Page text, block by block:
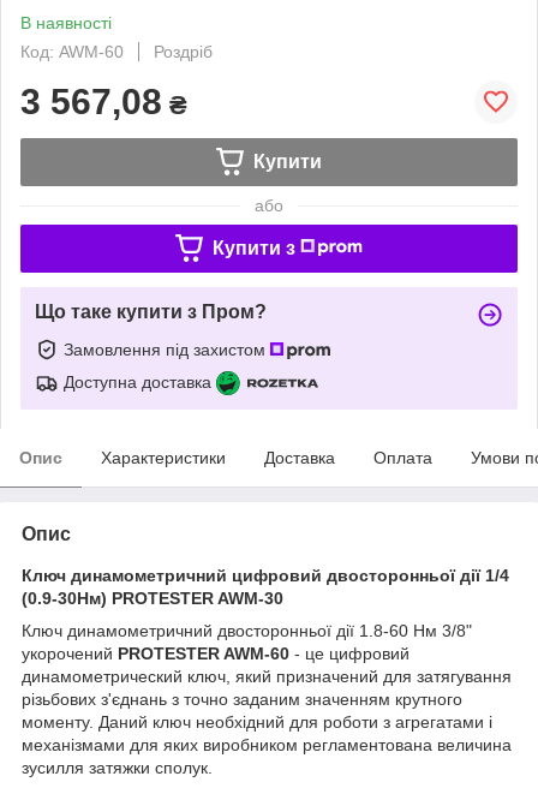
В наявності
Код: AWM-60
Роздріб
3 567,08 ₴
Купити
або
Купити з
Що таке купити з Пром?
Замовлення під захистом
Доступна доставка
Опис Характеристики Доставка Оплата Умови
Опис
Ключ динамометричний цифровий двосторонньої дії 1/4
(0.9-30Нм) PROTESTER AWM-30
Ключ динамометричний двосторонньої дії 1.8-60 Нм 3/8"
укорочений PROTESTER AWM-60 - це цифровий
динамометрический ключ, який призначений для затягування
різьбових з'єднань з точно заданим значенням крутного
моменту. Даний ключ необхідний для роботи з агрегатами і
механізмами для яких виробником регламентована величина
зусилля затяжки сполук.